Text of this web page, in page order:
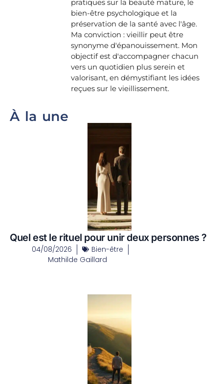
pratiques sur la beauté mature, le
bien-être psychologique et la
préservation de la santé avec l'âge.
Ma conviction : vieillir peut être
synonyme d'épanouissement. Mon
objectif est d'accompagner chacun
vers un quotidien plus serein et
valorisant, en démystifiant les idées
reçues sur le vieillissement.
À la une
Quel est le rituel pour unir deux personnes ?
04/08/2026
Bien-être
Mathilde Gaillard